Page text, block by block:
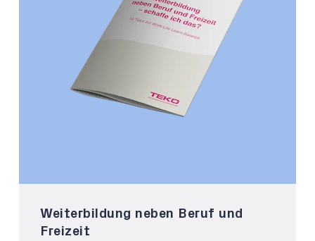
Weiterbildung neben Beruf und
Freizeit